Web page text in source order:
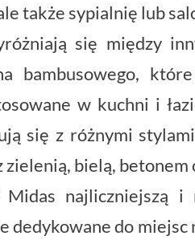
także sypialnię lub
się między
bambusowego,
w kuchni i
się z różnymi
zielenią, bielą, betonem
najliczniejszą i
dedykowane do